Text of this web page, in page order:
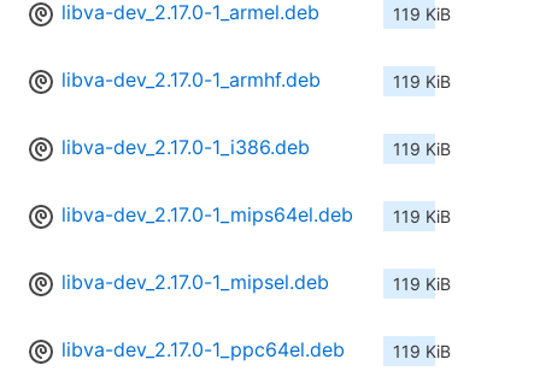
libva-dev_2.17.0-1_armel.deb 119 KiB
libva-dev_2.17.0-1_armhf.deb 119 KiB
libva-dev_2.17.0-1_i386.deb 119 KiB
libva-dev_2.17.0-1_mips64el.deb 119 KiB
libva-dev_2.17.0-1_mipsel.deb 119 KiB
libva-dev_2.17.0-1_ppc64el.deb 119 KiB